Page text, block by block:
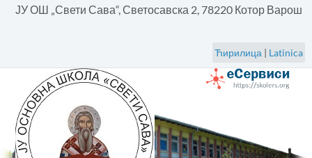
ЈУ ОШ „Свети Сава“, Светосавска 2, 78220 Котор Варош
Ћирилица | Latinica